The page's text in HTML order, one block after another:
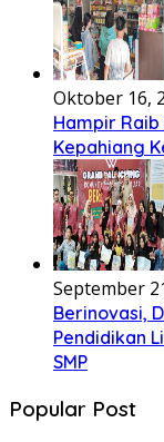
Oktober 16,
Hampir Raib
Kepahiang
September
Berinovasi,
Pendidikan
SMP
Popular Post